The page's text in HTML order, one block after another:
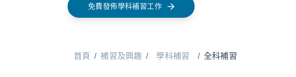
免費發佈學科補習工作
首頁 / 補習及興趣 / 學科補習 / 全科補習